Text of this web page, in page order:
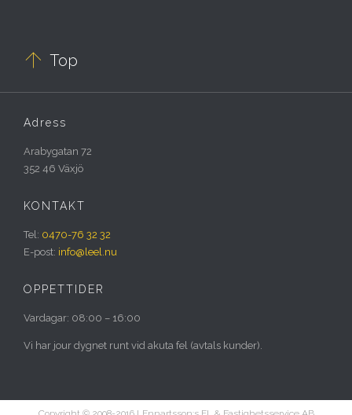
 Top
Adress
Arabygatan 72
352 46 Växjö
KONTAKT
Tel: 0470-76 32 32
E-post: info@leel.nu
ÖPPETTIDER
Vardagar: 08:00 – 16:00
Vi har jour dygnet runt vid akuta fel (avtals kunder).